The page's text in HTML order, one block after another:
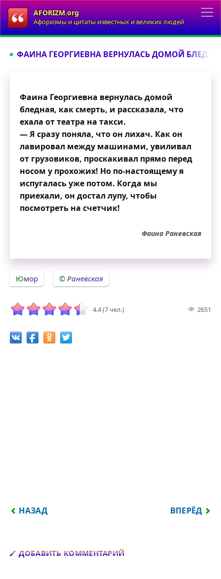
AFORIZM.org
Афоризмы и цитаты известных и великих людей
ФАИНА ГЕОРГИЕВНА ВЕРНУЛАСЬ ДОМОЙ
Фаина Георгиевна вернулась домой
бледная, как смерть, и рассказала, что
ехала от театра на такси.
— Я сразу поняла, что он лихач. Как он
лавировал между машинами, увиливал
от грузовиков, проскакивал прямо перед
носом у прохожих! Но по-настоящему я
испугалась уже потом. Когда мы
приехали, он достал лупу, чтобы
посмотреть на счетчик!
Фаина Раневская
Юмор Раневская
4.4 (7 чел.) 2651
ПРЕДЫДУЩИЙ: Я НЕ УМЕЮ ВЫРАЖАТЬ СИЛЬНЫХ
НАЗАД ВПЕРЁД
ДОБАВИТЬ КОММЕНТАРИЙ